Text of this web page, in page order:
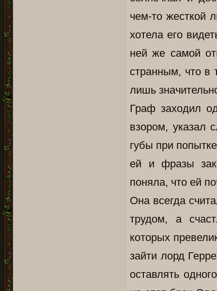
чем-то жесткой
хотела его
ней же самой
странным, что в
лишь
Граф заходил
взором, указал
губы при
ей и фразы
поняла, что ей
Она всегда
трудом, а
которых
зайти лорд
оставлять